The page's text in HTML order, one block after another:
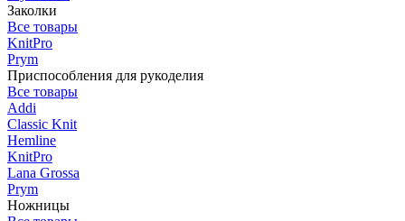
Заколки
Все товары
KnitPro
Prym
Приспособления для рукоделия
Все товары
Addi
Classic Knit
Hemline
KnitPro
Lana Grossa
Prym
Ножницы